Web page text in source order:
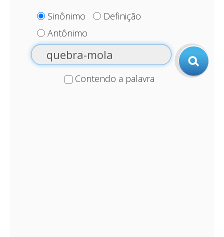
Sinônimo
Definição
Antônimo
Contendo a palavra